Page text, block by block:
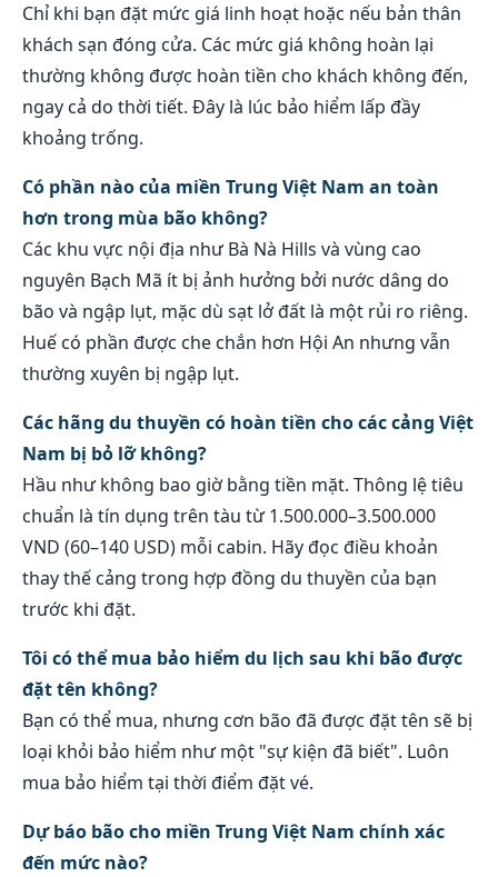
Chỉ khi bạn đặt mức giá linh hoạt hoặc nếu bản thân
khách sạn đóng cửa. Các mức giá không hoàn lại
thường không được hoàn tiền cho khách không đến,
ngay cả do thời tiết. Đây là lúc bảo hiểm lấp đầy
khoảng trống.
Có phần nào của miền Trung Việt Nam an toàn
hơn trong mùa bão không?
Các khu vực nội địa như Bà Nà Hills và vùng cao
nguyên Bạch Mã ít bị ảnh hưởng bởi nước dâng do
bão và ngập lụt, mặc dù sạt lở đất là một rủi ro riêng.
Huế có phần được che chắn hơn Hội An nhưng vẫn
thường xuyên bị ngập lụt.
Các hãng du thuyền có hoàn tiền cho các cảng Việt
Nam bị bỏ lỡ không?
Hầu như không bao giờ bằng tiền mặt. Thông lệ tiêu
chuẩn là tín dụng trên tàu từ 1.500.000–3.500.000
VND (60–140 USD) mỗi cabin. Hãy đọc điều khoản
thay thế cảng trong hợp đồng du thuyền của bạn
trước khi đặt.
Tôi có thể mua bảo hiểm du lịch sau khi bão được
đặt tên không?
Bạn có thể mua, nhưng cơn bão đã được đặt tên sẽ bị
loại khỏi bảo hiểm như một "sự kiện đã biết". Luôn
mua bảo hiểm tại thời điểm đặt vé.
Dự báo bão cho miền Trung Việt Nam chính xác
đến mức nào?